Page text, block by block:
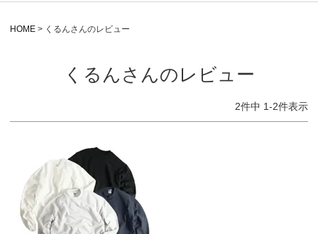
HOME くるんさんのレビュー
くるんさんのレビュー
2件中 1-2件表示